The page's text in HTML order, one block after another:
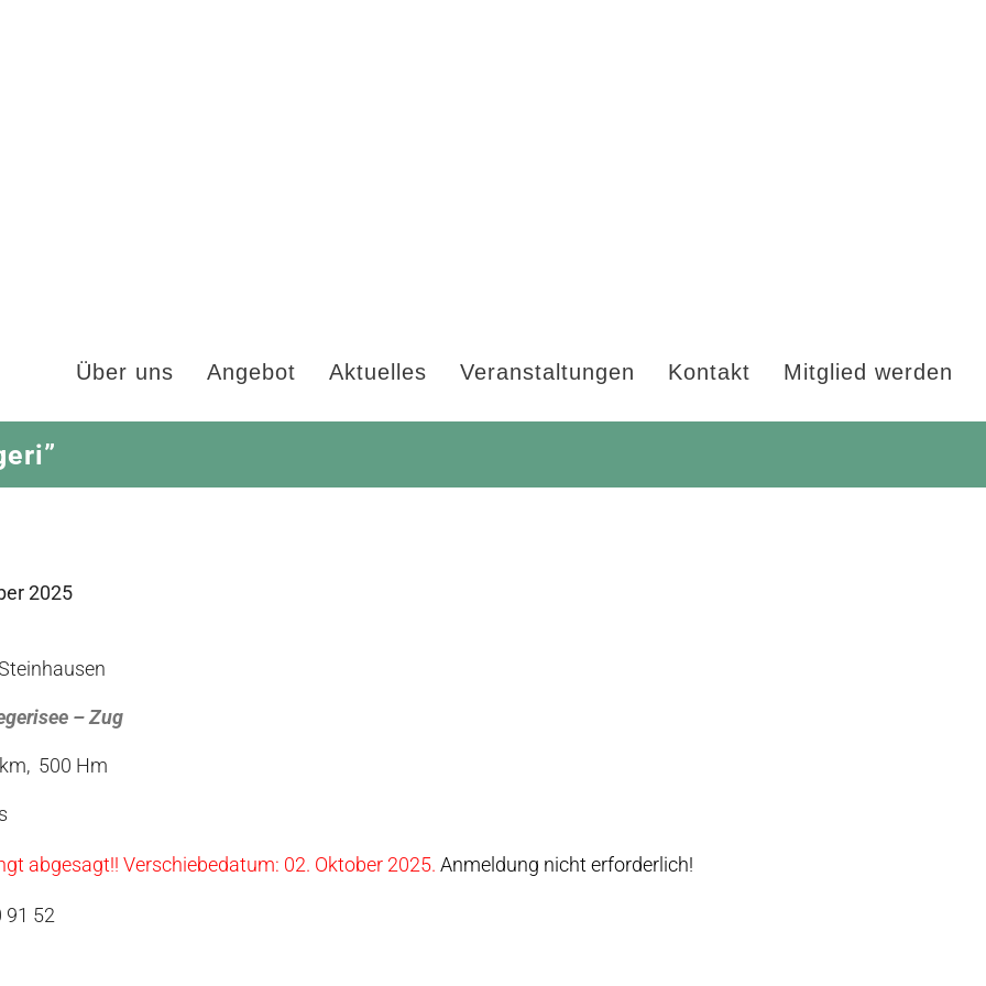
Über uns Angebot Aktuelles Veranstaltungen Kontakt Mitglied werden
2025
– Zug
500 Hm
abgesagt!! Verschiebedatum: 02. Oktober 2025. Anmeldung nicht erforderlich!
91 52